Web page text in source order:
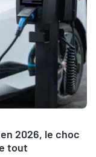
2026, le choc
tout